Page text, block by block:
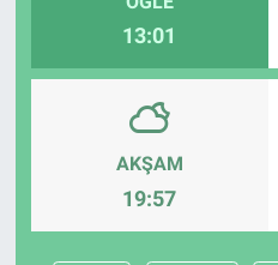
13:01
AKŞAM
19:57